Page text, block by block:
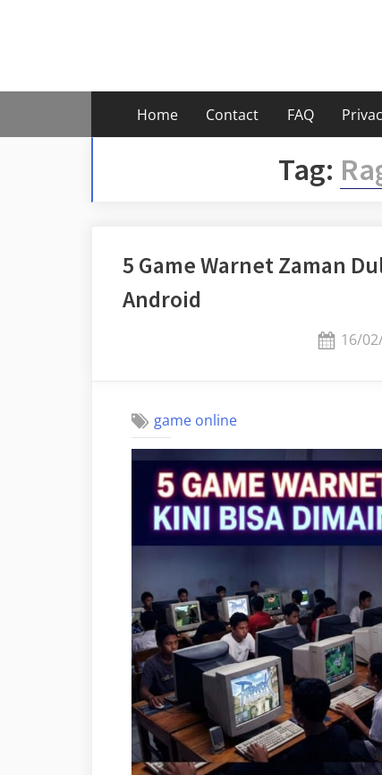
Home Contact FAQ
Tag:
5 Game Warnet Zaman
Android
16/
game online